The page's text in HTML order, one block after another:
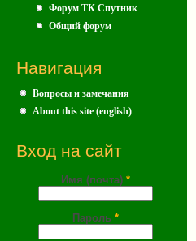
Форум ТК Спутник
Общий форум
Навигация
Вопросы и замечания
About this site (english)
Вход на сайт
Имя (почта) *
Пароль *